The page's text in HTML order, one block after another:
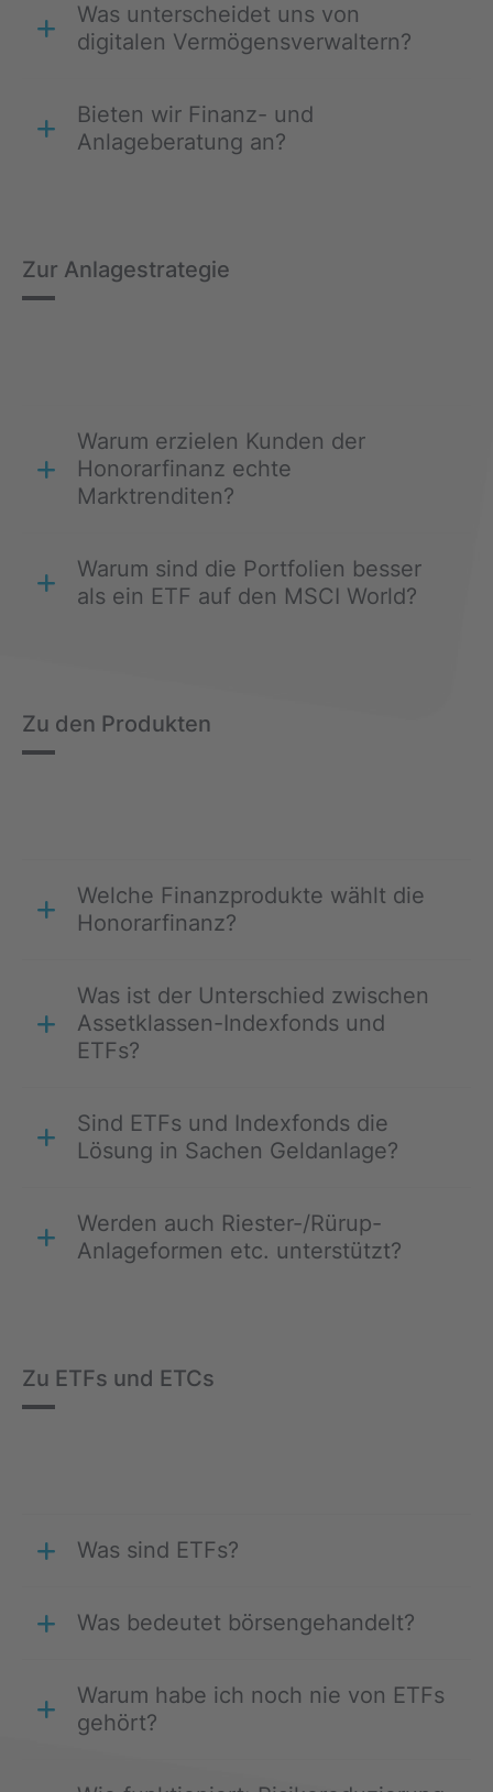
Was unterscheidet uns von
digitalen Vermögensverwaltern?
Bieten wir Finanz- und
Anlageberatung an?
Zur Anlagestrategie
Warum erzielen Kunden der
Honorarfinanz echte
Marktrenditen?
Warum sind die Portfolien besser
als ein ETF auf den MSCI World?
Zu den Produkten
Welche Finanzprodukte wählt die
Honorarfinanz?
Was ist der Unterschied zwischen
Assetklassen-Indexfonds und
ETFs?
Sind ETFs und Indexfonds die
Lösung in Sachen Geldanlage?
Werden auch Riester-/Rürup-
Anlageformen etc. unterstützt?
Zu ETFs und ETCs
Was sind ETFs?
Was bedeutet börsengehandelt?
Warum habe ich noch nie von ETFs
gehört?